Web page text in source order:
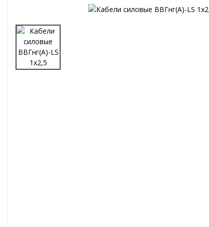
Электромонтажная продукция
Компоненты структурированных кабельных